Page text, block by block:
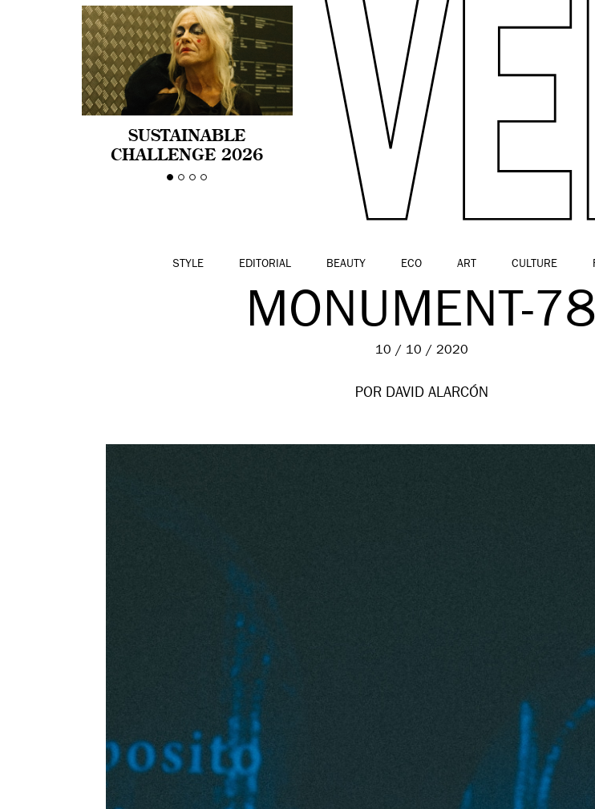
SUSTAINABLE
CHALLENGE 2026
CELEBRA LA
STYLE EDITORIAL BEAUTY ECO ART CULTURE
MONUMENT-78
10 / 10 / 2020
POR DAVID ALARCÓN